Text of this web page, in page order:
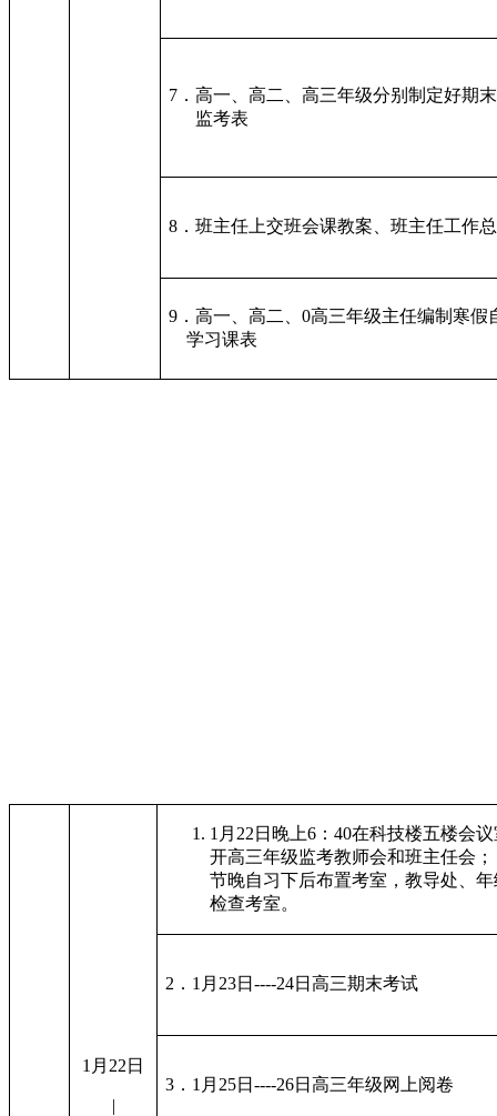
7．高一、高二、高三年级分别制定好期
监考表
8．班主任上交班会课教案、班主任工作
9．高一、高二、0高三年级主任编制寒假
学习课表
1月22日
|
1月22日晚上6：40在科技楼五楼会
开高三年级监考教师会和班主任会
节晚自习下后布置考室，教导处、
检查考室。
2．1月23日----24日高三期末考试
3．1月25日----26日高三年级网上阅卷